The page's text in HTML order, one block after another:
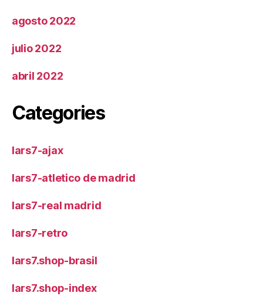
agosto 2022
julio 2022
abril 2022
Categories
lars7-ajax
lars7-atletico de madrid
lars7-real madrid
lars7-retro
lars7.shop-brasil
lars7.shop-index